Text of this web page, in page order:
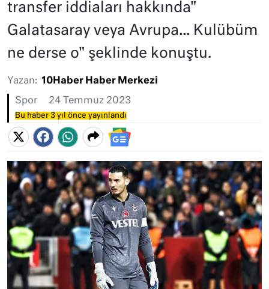
transfer iddiaları hakkında"
Galatasaray veya Avrupa... Kulübüm
ne derse o" şeklinde konuştu.
Yazan: 10Haber Haber Merkezi
Spor 24 Temmuz 2023
Bu haber 3 yıl önce yayınlandı